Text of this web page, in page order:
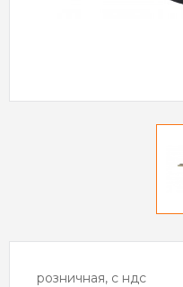
розничная, с ндс